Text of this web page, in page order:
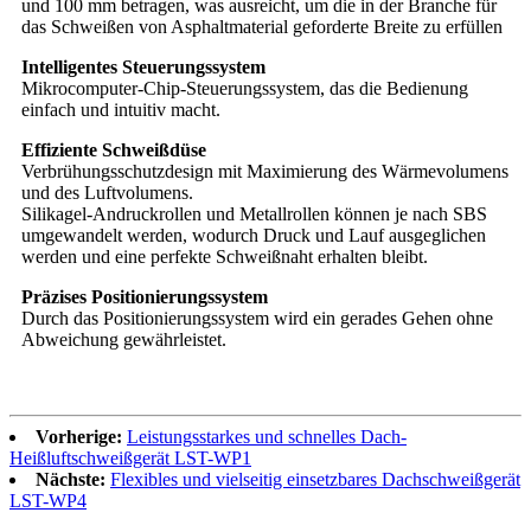
und 100 mm betragen, was ausreicht, um die in der Branche für
das Schweißen von Asphaltmaterial geforderte Breite zu erfüllen
Intelligentes Steuerungssystem
Mikrocomputer-Chip-Steuerungssystem, das die Bedienung
einfach und intuitiv macht.
Effiziente Schweißdüse
Verbrühungsschutzdesign mit Maximierung des Wärmevolumens
und des Luftvolumens.
Silikagel-Andruckrollen und Metallrollen können je nach SBS
umgewandelt werden, wodurch Druck und Lauf ausgeglichen
werden und eine perfekte Schweißnaht erhalten bleibt.
Präzises Positionierungssystem
Durch das Positionierungssystem wird ein gerades Gehen ohne
Abweichung gewährleistet.
Vorherige: Leistungsstarkes und schnelles Dach-
Heißluftschweißgerät LST-WP1
Nächste: Flexibles und vielseitig einsetzbares Dachschweißgerät
LST-WP4